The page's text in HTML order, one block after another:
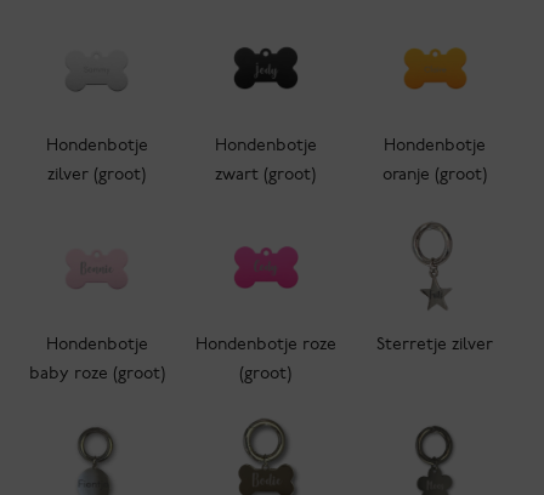
Hondenbotje
zilver (groot)
Hondenbotje
zwart (groot)
Hondenbotje
oranje (groot)
Hondenbotje
baby roze (groot)
Hondenbotje roze
(groot)
Sterretje zilver